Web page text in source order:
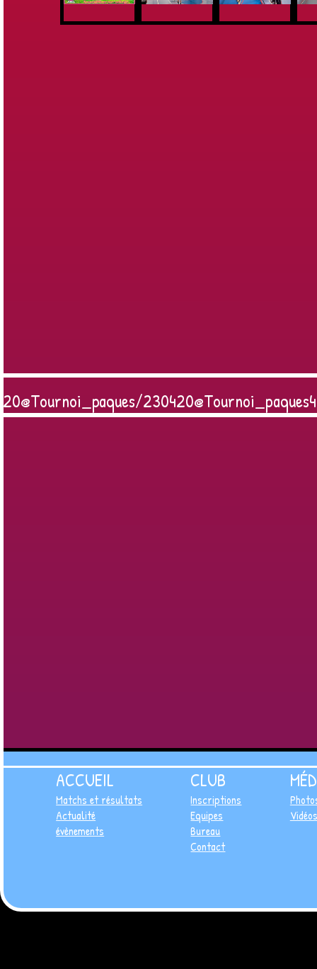
ACCUEIL
Matchs et résultats
Actualité
évènements
CLUB
Inscriptions
Equipes
Bureau
Contact
Vidéos